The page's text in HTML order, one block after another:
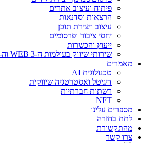
פיתוח ועיצוב אתרים
הרצאות וסדנאות
עיצוב ויצירת תוכן
יחסי ציבור ופרסומים
ייעוץ והכשרות
שירותי שיווק בעולמות ה-WEB 3 וה-NFT
מאמרים
טכנולוגית AI
דיגיטל ואסטרטגיה שיווקית
רשתות חברתיות
NFT
מספרים עלינו
לתת בחזרה
מהתקשורת
צרו קשר